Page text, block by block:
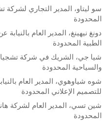
سو ليتاو، المدير التجاري لشركة
المحدودة
دونغ نيهينغ، المدير العام
الطبية المحدودة
شيا جي، الشريك في شركة تشجيانغ
والسياحية المحدودة
شوه شياوهوي، المدير العام
للتصميم الإعلاني المحدودة
شين تسي، المدير العام لشركة
المحدودة